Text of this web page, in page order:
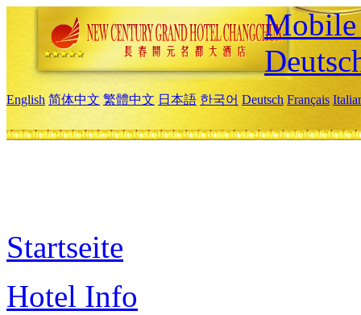
Mobile
English 简体中文 繁體中文 日本語 한국어 Deutsch Français
Startseite
Hotel Info